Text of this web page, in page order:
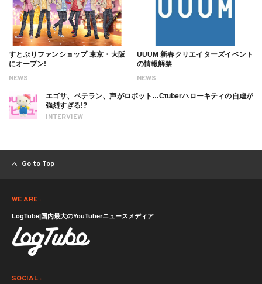
NEWS
すとぷりファンショップ 東京・大阪
にオープン!
NEWS
UUUM 新春クリエイターズイベント
の情報解禁
INTERVIEW
エゴサ、ベテラン、声がロボット…Ctuberハローキティの自虐が
強烈すぎる!?
Go to Top
WE ARE :
LogTube|国内最大のYouTuberニュースメディア
SOCIAL :